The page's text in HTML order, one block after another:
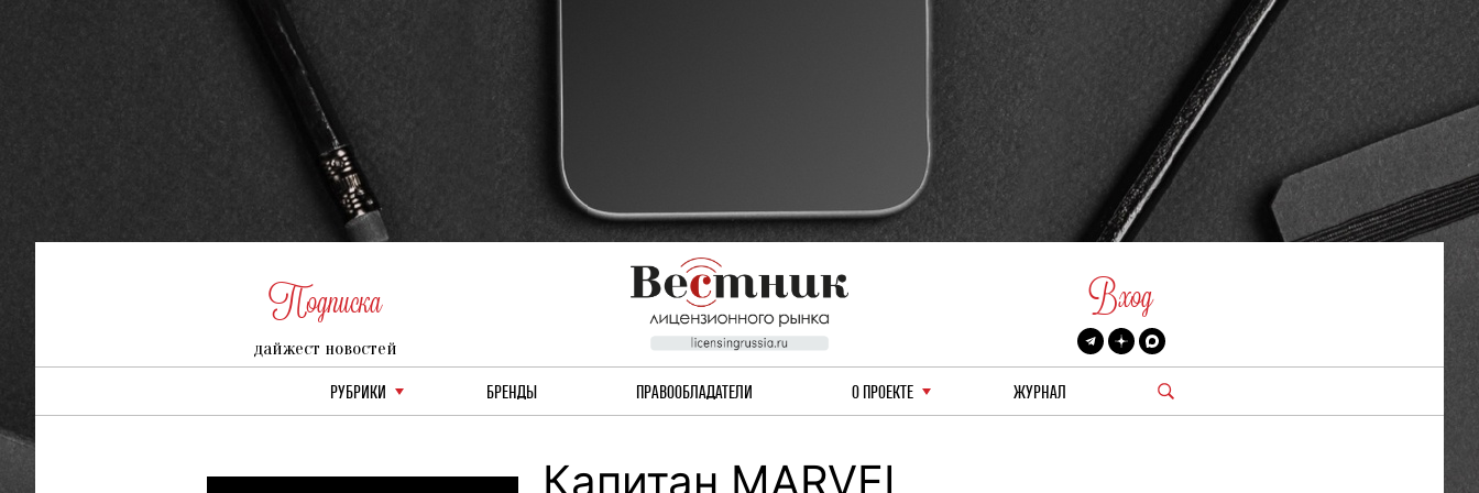
Подписка
дайжест новостей
Вход
РУБРИКИ БРЕНДЫ ПРАВООБЛАДАТЕЛИ О ПРОЕКТЕ ЖУРНАЛ
Капитан MARVEL